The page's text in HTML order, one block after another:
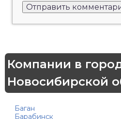
Компании в
Новосибирской
Баган
Барабинск